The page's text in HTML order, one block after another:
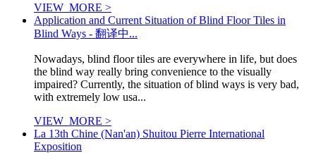
VIEW_MORE >
Application and Current Situation of Blind Floor Tiles in
Blind Ways - 翻译中...
Nowadays, blind floor tiles are everywhere in life, but does
the blind way really bring convenience to the visually
impaired? Currently, the situation of blind ways is very bad,
with extremely low usa...
VIEW_MORE >
La 13th Chine (Nan'an) Shuitou Pierre International
Exposition